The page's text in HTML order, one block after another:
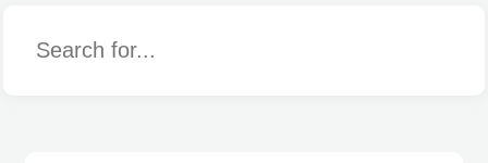
Word